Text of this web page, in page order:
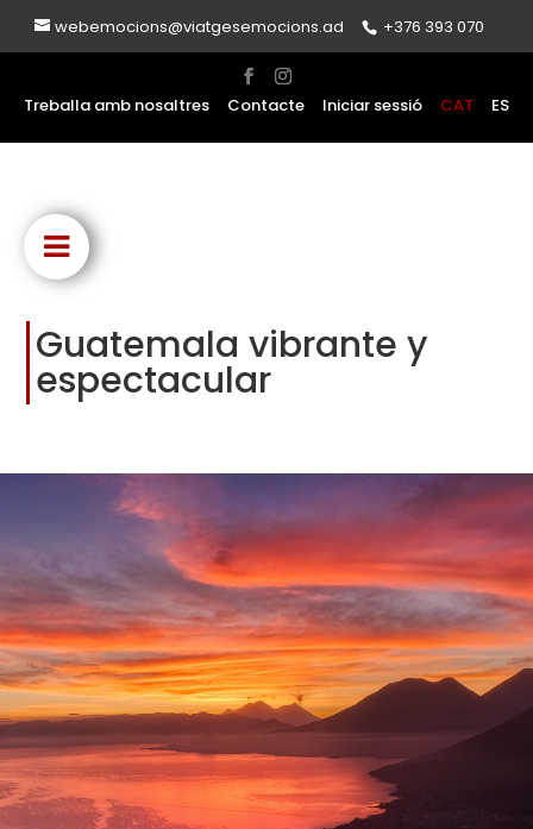
webemocions@viatgesemocions.ad +376 393 070
Treballa amb nosaltres Contacte Iniciar sessió CAT ES
Guatemala vibrante y
espectacular